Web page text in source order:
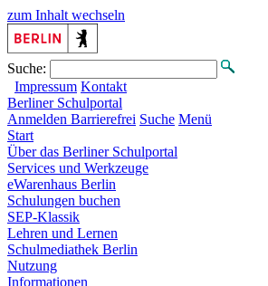
zum Inhalt wechseln
Suche:
Impressum Kontakt
Berliner Schulportal
Anmelden Barrierefrei Suche Menü
Start
Über das Berliner Schulportal
Services und Werkzeuge
eWarenhaus Berlin
Schulungen buchen
SEP-Klassik
Lehren und Lernen
Schulmediathek Berlin
Nutzung
Informationen